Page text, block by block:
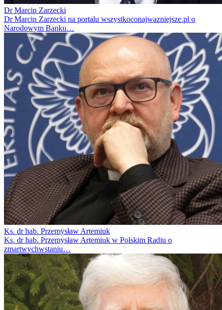
Dr Marcin Zarzecki
Dr Marcin Zarzecki na portalu wszystkoconajwazniejsze.pl o
Narodowym Banku…
Ks. dr hab. Przemysław Artemiuk
Ks. dr hab. Przemysław Artemiuk w Polskim Radiu o
zmartwychwstaniu…